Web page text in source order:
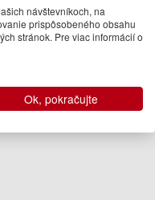
Pig: Peppa’s Dinosaur
Magnet Book
Peppa Pig
Na sklade
návštevníkoch, na
prispôsobeného obsahu
stránok. Pre viac informácií o
Ok, pokračujte